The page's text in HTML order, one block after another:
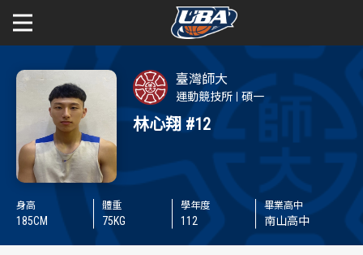
關於富邦人壽UBA
公開男一級
學年度
賽事資訊
戰績排行
球隊資訊
公開女一級
學年度
賽事資訊
戰績排行
球隊資訊
二級與一般組
新聞
臺灣師大
運動競技所 碩一
林心翔 #12
身高
185CM
體重
75KG
學年度
112
畢業高中
南山高中